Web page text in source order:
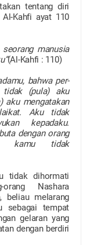
tentang diri
Kahfi ayat 110
seorang manusia
(Al-Kahfi : 110)
bahwa per-
tidak (pula) aku
aku mengatakan
Aku tidak
kepadaku.
dengan orang
kamu tidak
tidak dihormati
Nashara
beliau melarang
sebagai tempat
gelaran yang
dengan berdiri